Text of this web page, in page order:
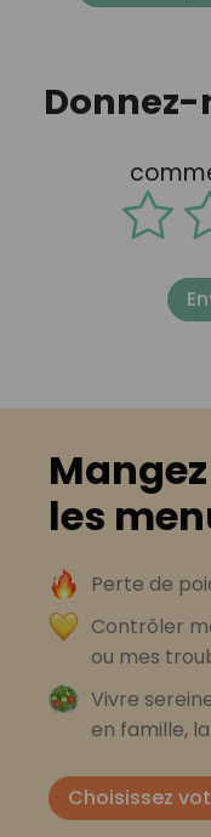
les
Perte de
Contrôler
ou mes
Vivre
en famille,
Choisissez